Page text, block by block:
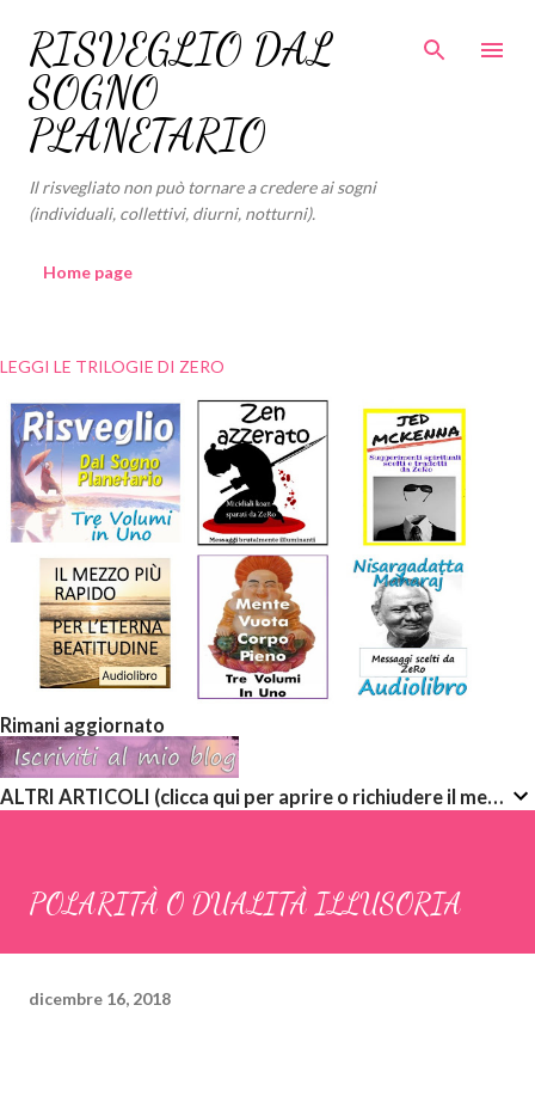
RISVEGLIO DAL
SOGNO
PLANETARIO
Il risvegliato non può tornare a credere ai sogni
(individuali, collettivi, diurni, notturni).
Home page
LEGGI LE TRILOGIE DI ZERO
Rimani aggiornato
ALTRI ARTICOLI (clicca qui per aprire o richiudere il menù a discesa)
POLARITÀ O DUALITÀ ILLUSORIA
dicembre 16, 2018